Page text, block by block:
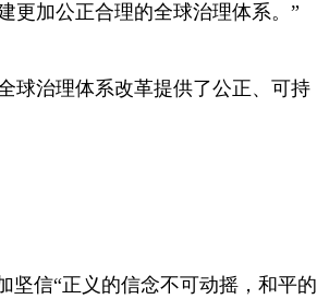
更加公正合理的全球治理体系。”
治理体系改革提供了公正、可持
信“正义的信念不可动摇，和平的